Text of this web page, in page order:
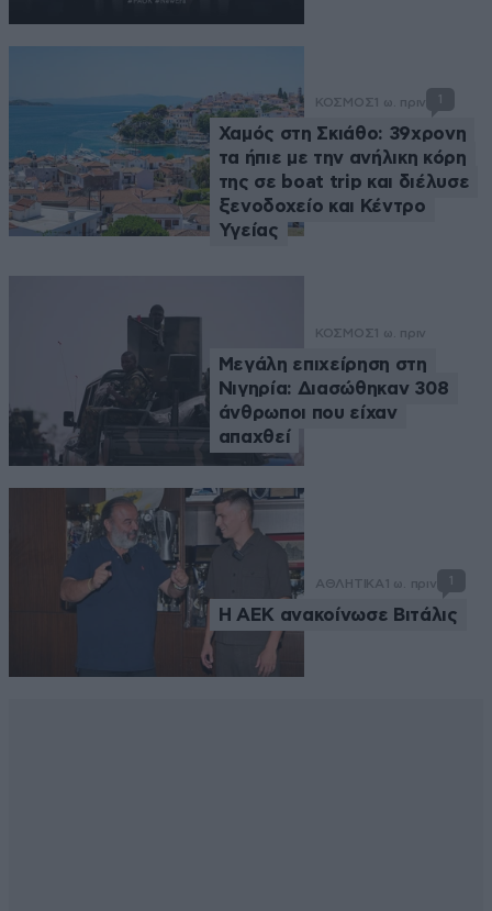
ΚΟΣΜΟΣ 1 ω. πριν
Χαμός στη Σκιάθο: 39χρονη
τα ήπιε με την ανήλικη κόρη
της σε boat trip και διέλυσε
ξενοδοχείο και Κέντρο
Υγείας
ΚΟΣΜΟΣ 1 ω. πριν
Μεγάλη επιχείρηση στη
Νιγηρία: Διασώθηκαν 308
άνθρωποι που είχαν
απαχθεί
ΑΘΛΗΤΙΚΑ 1 ω. πριν 1
H AEK ανακοίνωσε Βιτάλις